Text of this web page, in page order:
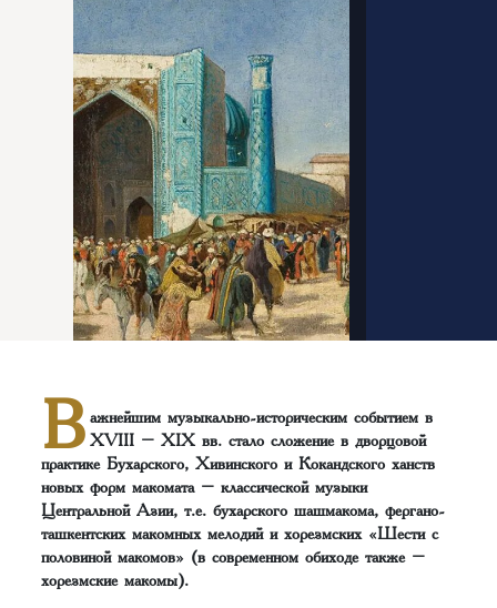
В ажнейшим музыкально-историческим событием в
XVIII – XIX вв. стало сложение в дворцовой
практике Бухарского, Хивинского и Кокандского ханств
новых форм макомата – классической музыки
Центральной Азии, т.е. бухарского шашмакома, фергано-
ташкентских макомных мелодий и хорезмских «Шести с
половиной макомов» (в современном обиходе также –
хорезмские макомы).